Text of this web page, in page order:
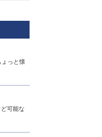
ょっと懐
可能な